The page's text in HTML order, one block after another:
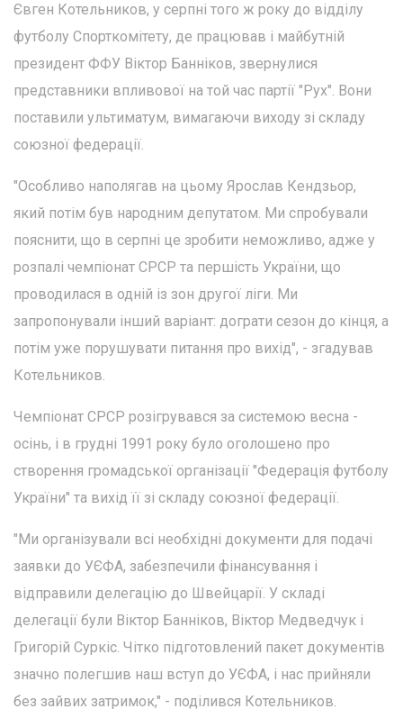
Євген Котельников, у серпні того ж року до відділу
футболу Спорткомітету, де працював і майбутній
президент ФФУ Віктор Банніков, звернулися
представники впливової на той час партії "Рух". Вони
поставили ультиматум, вимагаючи виходу зі складу
союзної федерації.
"Особливо наполягав на цьому Ярослав Кендзьор,
який потім був народним депутатом. Ми спробували
пояснити, що в серпні це зробити неможливо, адже у
розпалі чемпіонат СРСР та першість України, що
проводилася в одній із зон другої ліги. Ми
запропонували інший варіант: дограти сезон до кінця, а
потім уже порушувати питання про вихід", - згадував
Котельников.
Чемпіонат СРСР розігрувався за системою весна -
осінь, і в грудні 1991 року було оголошено про
створення громадської організації "Федерація футболу
України" та вихід її зі складу союзної федерації.
"Ми організували всі необхідні документи для подачі
заявки до УЄФА, забезпечили фінансування і
відправили делегацію до Швейцарії. У складі
делегації були Віктор Банніков, Віктор Медведчук і
Григорій Суркіс. Чітко підготовлений пакет документів
значно полегшив наш вступ до УЄФА, і нас прийняли
без зайвих затримок," - поділився Котельников.